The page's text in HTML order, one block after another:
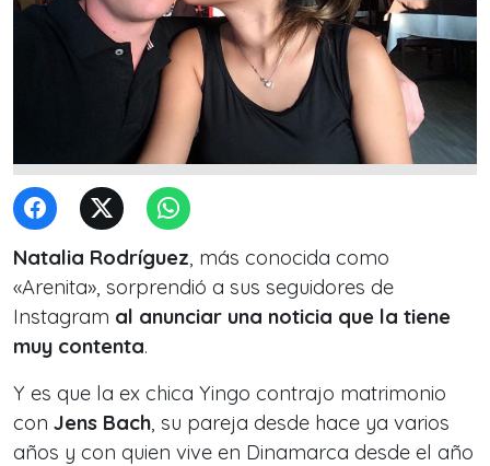
Natalia Rodríguez , más conocida como
«Arenita», sorprendió a sus seguidores de
Instagram al anunciar una noticia que la tiene
muy contenta.
Y es que la ex chica Yingo contrajo matrimonio
con Jens Bach , su pareja desde hace ya varios
años y con quien vive en Dinamarca desde el año